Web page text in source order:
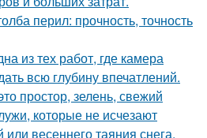
перил: прочность, точность
из тех работ, где камера
всю глубину впечатлений.
простор, зелень, свежий
которые не исчезают
весеннего таяния снега.